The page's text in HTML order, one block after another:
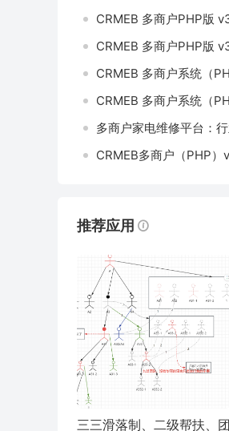
CRMEB 多商户PHP版
CRMEB 多商户PHP版
CRMEB 多商户系统（
CRMEB 多商户系统（
多商户家电维修平台：
CRMEB多商户（PHP）
推荐应用
三三滑落制、二级帮扶、团